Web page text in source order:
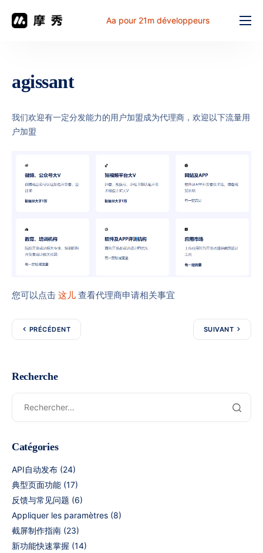
Aa pour 21m développeurs
document
解决方案
Problème commun
Table de travail
agissant
我们欢迎有一定分发能力的用户加盟成为代理商，欢迎以下流量用
户加盟
您可以点击 这儿 查看代理商申请相关事宜
PRÉCÉDENT SUIVANT
Recherche
Catégories
API自动发布 (24)
典型页面功能 (17)
反馈与常见问题 (6)
Appliquer les paramètres (8)
截屏制作指南 (23)
新功能快速掌握 (14)